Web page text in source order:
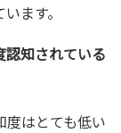
ます。
認知されている
度はとても低い